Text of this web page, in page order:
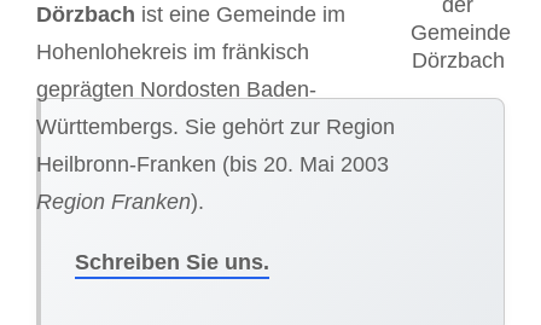
Dörzbach ist eine Gemeinde im
Hohenlohekreis im fränkisch
geprägten Nordosten Baden-
Württembergs. Sie gehört zur Region
Heilbronn-Franken (bis 20. Mai 2003
Region Franken).
Schreiben Sie uns.